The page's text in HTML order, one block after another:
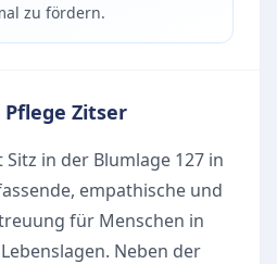
zu fördern.
Zitser
in der Blumlage 127 in
empathische und
für Menschen in
Neben der